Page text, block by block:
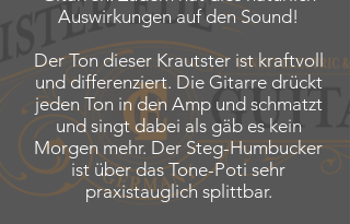
Auswirkungen auf den Sound!
Der Ton dieser Krautster ist kraftvoll
und differenziert. Die Gitarre drückt
jeden Ton in den Amp und schmatzt
und singt dabei als gäb es kein
Morgen mehr. Der Steg-Humbucker
ist über das Tone-Poti sehr
praxistauglich splittbar.